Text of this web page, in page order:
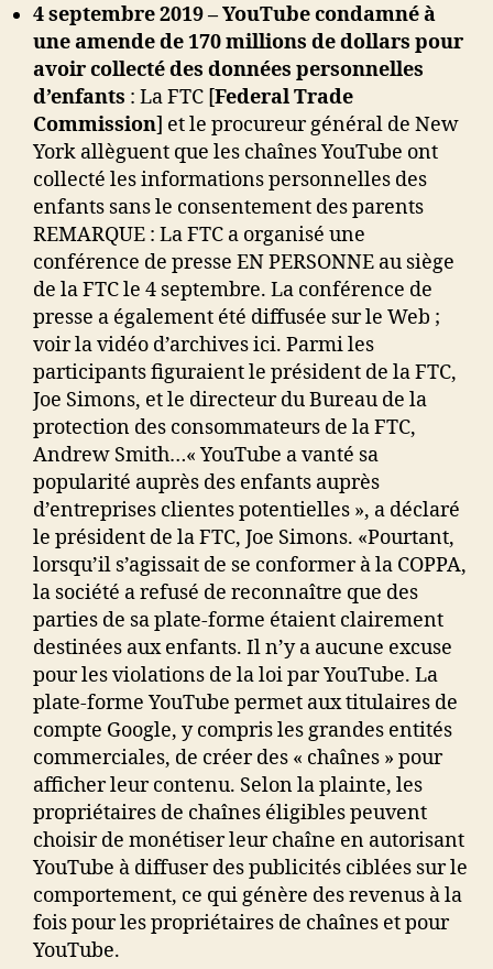
4 septembre 2019 –YouTube condamné à
une amende de 170 millions de dollars pour
avoir collecté des données personnelles
d’enfants : La FTC [Federal Trade
Commission] et le procureur général de New
York allèguent que les chaînes YouTube ont
collecté les informations personnelles des
enfants sans le consentement des parents
REMARQUE : La FTC a organisé une
conférence de presse EN PERSONNE au siège
de la FTC le 4 septembre. La conférence de
presse a également été diffusée sur le Web ;
voir la vidéo d’archives ici. Parmi les
participants figuraient le président de la FTC,
Joe Simons, et le directeur du Bureau de la
protection des consommateurs de la FTC,
Andrew Smith…« YouTube a vanté sa
popularité auprès des enfants auprès
d’entreprises clientes potentielles », a déclaré
le président de la FTC, Joe Simons. «Pourtant,
lorsqu’il s’agissait de se conformer à la COPPA,
la société a refusé de reconnaître que des
parties de sa plate-forme étaient clairement
destinées aux enfants. Il n’y a aucune excuse
pour les violations de la loi par YouTube. La
plate-forme YouTube permet aux titulaires de
compte Google, y compris les grandes entités
commerciales, de créer des « chaînes » pour
afficher leur contenu. Selon la plainte, les
propriétaires de chaînes éligibles peuvent
choisir de monétiser leur chaîne en autorisant
YouTube à diffuser des publicités ciblées sur le
comportement, ce qui génère des revenus à la
fois pour les propriétaires de chaînes et pour
YouTube.